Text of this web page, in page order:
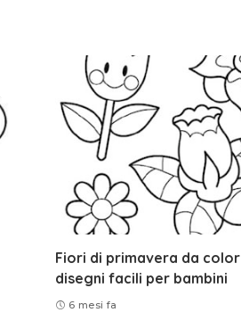
Fiori di primavera da
disegni facili per bambini
6 mesi fa